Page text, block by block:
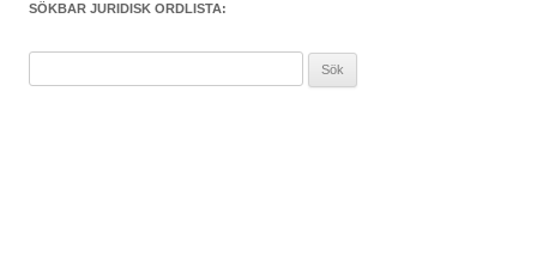
SÖKBAR JURIDISK ORDLISTA: